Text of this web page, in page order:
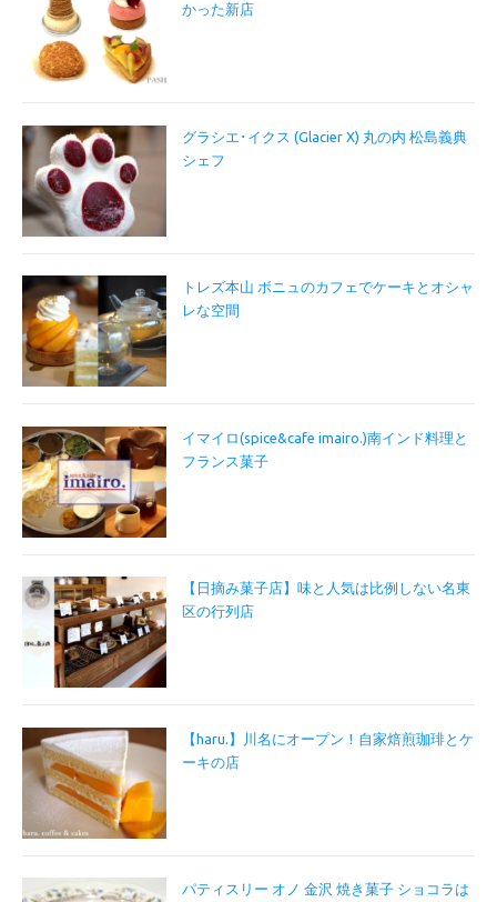
かった新店
グラシエ･イクス (Glacier X) 丸の内 松島義典
シェフ
トレズ本山 ボニュのカフェでケーキとオシャ
レな空間
イマイロ(spice&cafe imairo.)南インド料理と
フランス菓子
【日摘み菓子店】味と人気は比例しない名東
区の行列店
【haru.】川名にオープン！自家焙煎珈琲とケ
ーキの店
パティスリー オノ 金沢 焼き菓子 ショコラは